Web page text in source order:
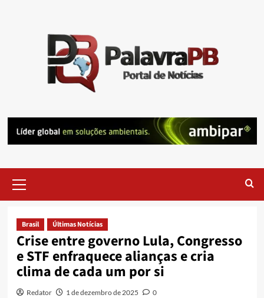
Menu
Brasil Últimas Notícias
Crise entre governo Lula, Congresso
e STF enfraquece alianças e cria
clima de cada um por si
Redator 1 de dezembro de 2025 0